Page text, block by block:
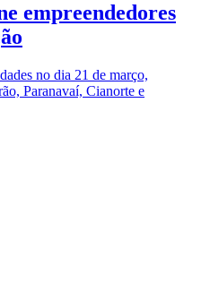
empreendedores
no dia 21 de março,
Paranavaí, Cianorte e